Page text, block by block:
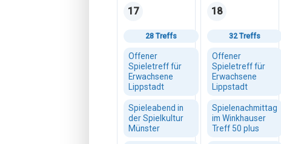
Montag, 17. August 2026
17
28 Treffs
Offener
Spieletreff für
Erwachsene
Lippstadt
Spieleabend in
der Spielkultur
Münster
Dienstag, 18.
18
32 Treffs
Offener
Spieletreff für
Erwachsene
Lippstadt
Spielenachmittag
im Winkhauser
Treff 50 plus